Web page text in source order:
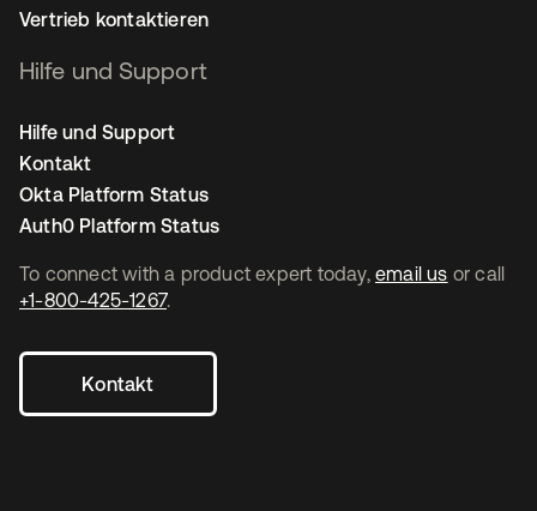
To connect with a product expert today, email us or call
+1-800-425-1267.
Kontakt
Vertrieb kontaktieren
Hilfe und Support
Hilfe und Support
Kontakt
Okta Platform Status
Auth0 Platform Status